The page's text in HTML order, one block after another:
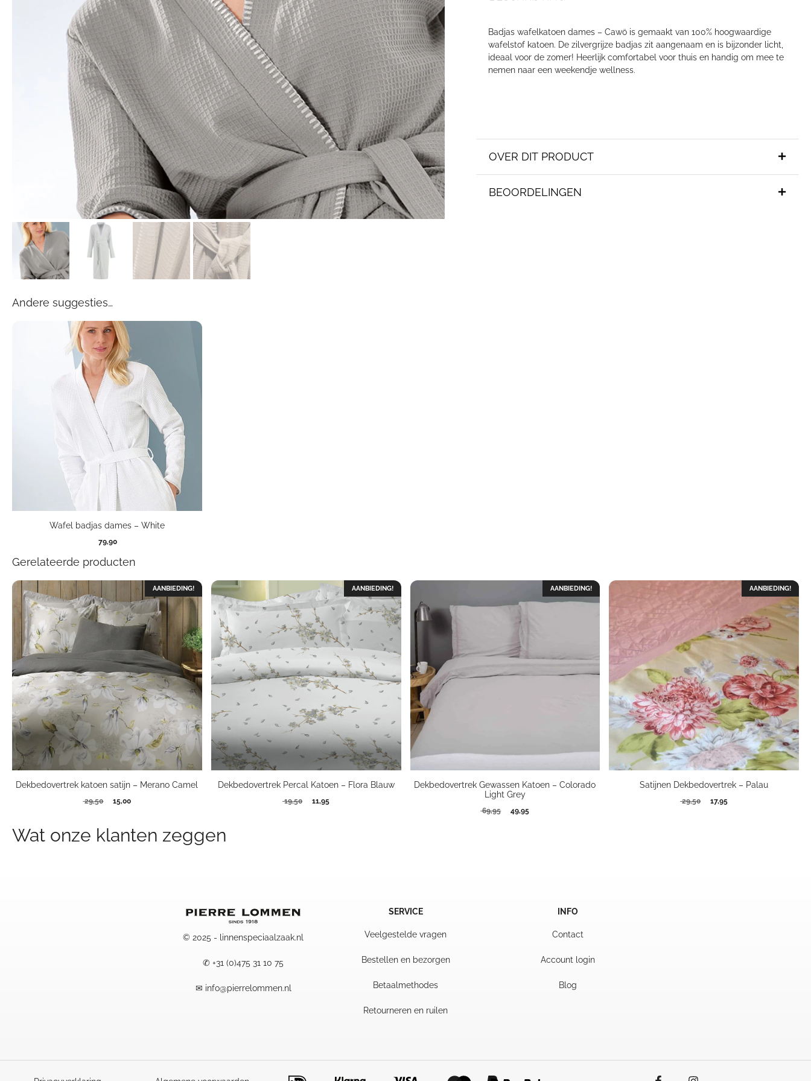
Badjas wafelkatoen dames – Cawö is gemaakt van 100% hoogwaardige
wafelstof katoen. De zilvergrijze badjas zit aangenaam en is bijzonder licht,
ideaal voor de zomer! Heerlijk comfortabel voor thuis en handig om mee te
nemen naar een weekendje wellness.
OVER DIT PRODUCT
BEOORDELINGEN
Andere suggesties…
Wafel badjas dames – White
79,90
Gerelateerde producten
AANBIEDING!
Dekbedovertrek katoen satijn – Merano Camel
29,50
Oorspronkelijke
29,50.
15,00Huidige
15,00.
AANBIEDING!
Dekbedovertrek Percal Katoen – Flora Blauw
19,50
Oorspronkelijke
11,95
AANBIEDING!
Dekbedovertrek Gewassen Katoen – Colorado
Light Grey
69,95
Oorspronkelijke
49,95
AANBIEDING!
Satijnen Dekbedovertrek – Palau
29,50
Oorspronkelijke
17,95
Wat onze klanten zeggen
© 2025 - linnenspeciaalzaak.nl
✆ +31 (0)475 31 10 75
✉ info@pierrelommen.nl
SERVICE
Veelgestelde vragen
Bestellen en bezorgen
Betaalmethodes
Retourneren en ruilen
INFO
Contact
Account login
Blog